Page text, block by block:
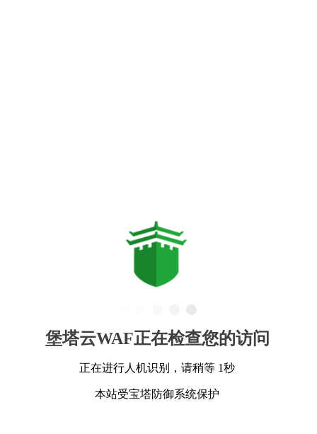
堡塔云WAF正在检查您的访问
正在进行人机识别，请稍等 1秒
本站受宝塔防御系统保护